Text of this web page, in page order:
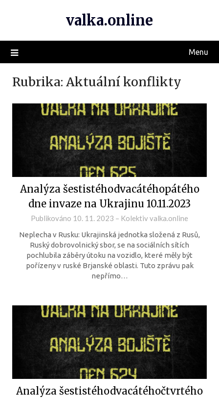
valka.online
Menu
Rubrika: Aktuální konflikty
Analýza šestistéhodvacátéhopátého
dne invaze na Ukrajinu 10.11.2023
Publikováno 10. 11. 2023 – Kolektiv valka.online
Neplecha v Rusku: Ukrajinská jednotka složená z Rusů,
Ruský dobrovolnický sbor, se na sociálních sítích
pochlubila záběry útoku na vozidlo, které měly být
pořízeny v ruské Brjanské oblasti. Tuto zprávu pak
nepřímo…
Analýza šestistéhodvacátéhočtvrtého